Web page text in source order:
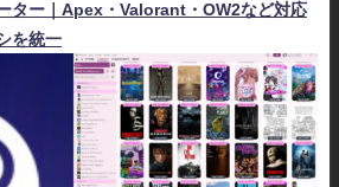
ター｜Apex・Valorant・OW2など対応
を統一